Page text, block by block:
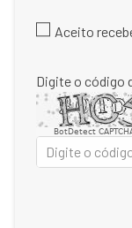
Aceito
Digite o código
BotDetect